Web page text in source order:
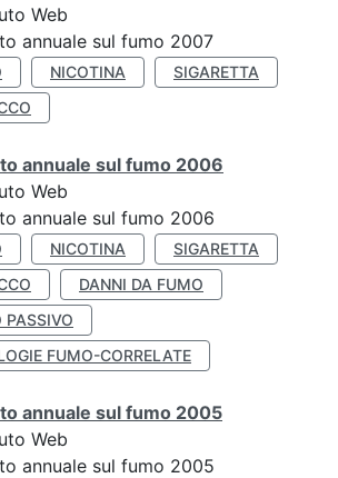
Web
annuale sul fumo 2007
NICOTINA
SIGARETTA
annuale sul fumo 2006
Web
annuale sul fumo 2006
NICOTINA
SIGARETTA
DANNI DA FUMO
PASSIVO
FUMO-CORRELATE
annuale sul fumo 2005
Web
annuale sul fumo 2005